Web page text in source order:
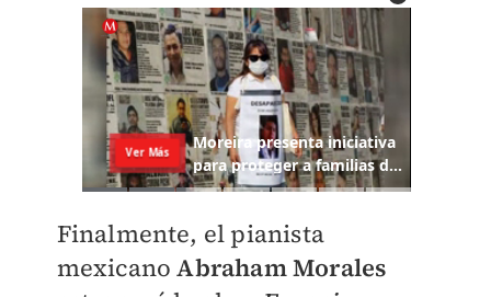
Finalmente, el pianista
mexicano Abraham Morales